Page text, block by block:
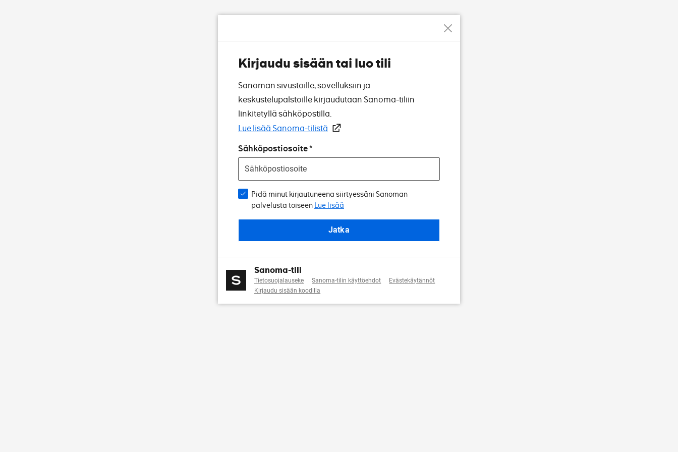
Kirjaudu sisään tai luo tili
Sanoman sivustoille, sovelluksiin ja
keskustelupalstoille kirjaudutaan Sanoma-tiliin
linkitetyllä sähköpostilla.
Lue lisää Sanoma-tilistä
Sähköpostiosoite
Pidä minut kirjautuneena siirtyessäni Sanoman
palvelusta toiseen Lue lisää
Jatka
Sanoma-tili
Tietosuojalauseke Sanoma-tilin käyttöehdot
Evästekäytännöt
Kirjaudu sisään koodilla